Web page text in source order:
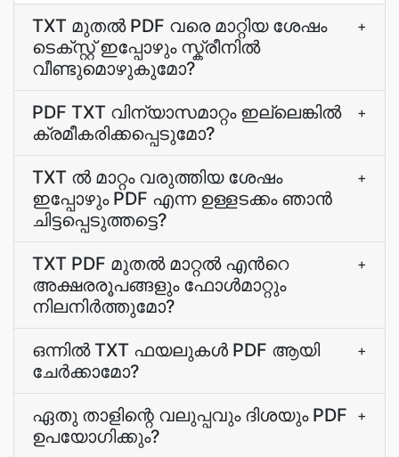
TXT മുതല്‍ PDF വരെ മാറ്റിയ ശേഷം
ടെക്സ്റ്റ് ഇപ്പോഴും സ്ക്രീനില്‍
വീണ്ടുമൊഴുകുമോ?
+
PDF TXT വിന്യാസമാറ്റം ഇല്ലെങ്കില്‍
ക്രമീകരിക്കപ്പെടുമോ?
+
TXT ല്‍ മാറ്റം വരുത്തിയ ശേഷം
ഇപ്പോഴും PDF എന്ന ഉള്ളടക്കം ഞാന്‍
ചിട്ടപ്പെടുത്തട്ടെ?
+
TXT PDF മുതല്‍ മാറ്റല്‍ എന്‍റെ
അക്ഷരരൂപങ്ങളും ഫോള്‍മാറ്റും
നിലനിര്‍ത്തുമോ?
+
ഒന്നില്‍ TXT ഫയലുകള്‍ PDF ആയി
ചേര്‍ക്കാമോ?
+
ഏതു താളിന്റെ വലുപ്പവും ദിശയും PDF
ഉപയോഗിക്കും?
+